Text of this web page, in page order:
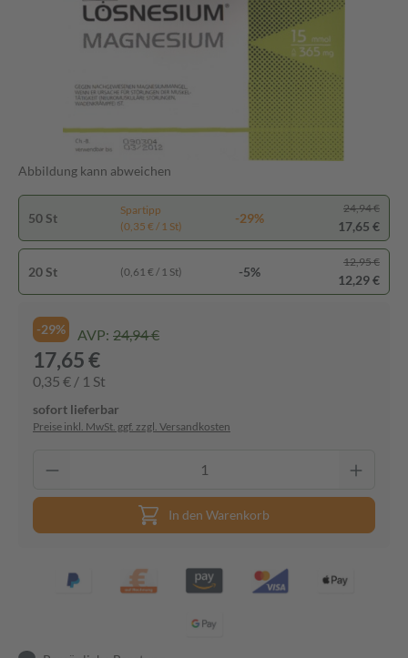
Abbildung kann abweichen
50 St
Spartipp
(0,35 € / 1 St)
-29%
24,94 €
17,65 €
20 St (0,61 € / 1 St) -5%
12,95 €
12,29 €
-29% AVP: 24,94 €
17,65 €
0,35 € / 1 St
sofort lieferbar
Preise inkl. MwSt. ggf. zzgl. Versandkosten
In den Warenkorb